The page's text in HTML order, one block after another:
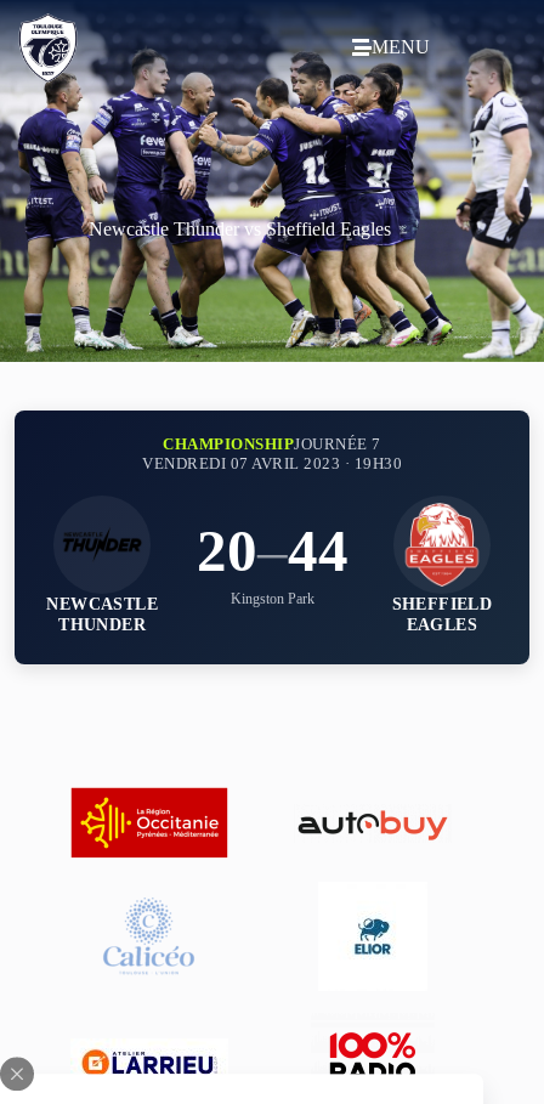
MENU
Newcastle Thunder vs Sheffield Eagles
CHAMPIONSHIPJOURNÉE 7
VENDREDI 07 AVRIL 2023 · 19H30
NEWCASTLE
THUNDER
20–44
Kingston Park
SHEFFIELD
EAGLES